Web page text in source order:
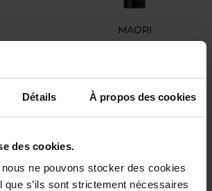
Détails À propos des cookies
des cookies.
ne pouvons stocker des cookies
que s’ils sont strictement nécessaires
MAORI
Eau de Parfum